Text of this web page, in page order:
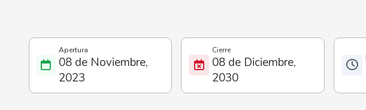
08 de Noviembre,
2023
08 de Diciembre,
2030